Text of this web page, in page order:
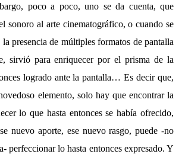
poco a poco, uno se da cuenta, que
sonoro al arte cinematográfico, o cuando se
presencia de múltiples formatos de pantalla
sirvió para enriquecer por el prisma de la
logrado ante la pantalla… Es decir que,
elemento, solo hay que encontrar la
lo que hasta entonces se había ofrecido,
nuevo aporte, ese nuevo rasgo, puede -no
perfeccionar lo hasta entonces expresado. Y